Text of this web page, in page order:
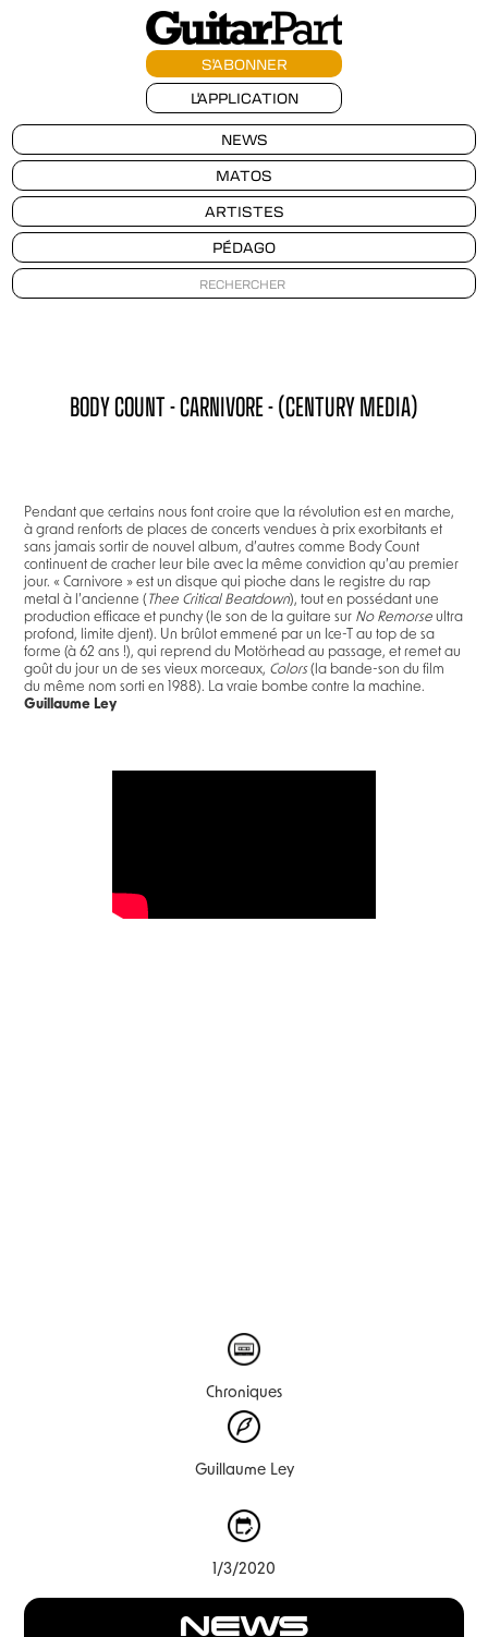
S'ABONNER
L'APPLICATION
NEWS
MATOS
ARTISTES
PÉDAGO
NEWS
BODY COUNT - CARNIVORE - (CENTURY MEDIA)
Pendant que certains nous font croire que la révolution est en marche,
à grand renforts de places de concerts vendues à prix exorbitants et
sans jamais sortir de nouvel album, d’autres comme Body Count
continuent de cracher leur bile avec la même conviction qu’au premier
jour. « Carnivore » est un disque qui pioche dans le registre du rap
metal à l’ancienne ( Thee Critical Beatdown), tout en possédant une
production efficace et punchy (le son de la guitare sur No Remorse ultra
profond, limite djent). Un brûlot emmené par un Ice-T au top de sa
forme (à 62 ans !), qui reprend du Motörhead au passage, et remet au
goût du jour un de ses vieux morceaux, Colors(la bande-son du film
du même nom sorti en 1988). La vraie bombe contre la machine.
Guillaume Ley
Chroniques
Guillaume Ley
1/3/2020